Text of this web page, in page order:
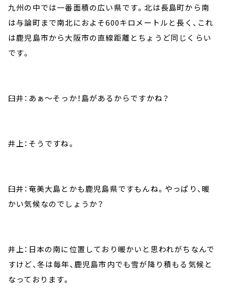
九州の中では一番面積の広い県です。北は長島町から南
は与論町まで南北におよそ600キロメートルと長く、これ
は鹿児島市から大阪市の直線距離とちょうど同じくらい
です。
臼井：あぁ～そっか！島があるからですかね？
井上：そうですね。
臼井：奄美大島とかも鹿児島県ですもんね。やっぱり、暖
かい気候なのでしょうか？
井上：日本の南に位置しており暖かいと思われがちなんで
すけど、冬は毎年、鹿児島市内でも雪が降り積もる気候と
なっております。